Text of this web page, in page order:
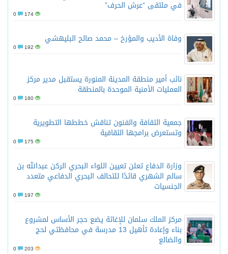
في ملتقى “عرش الحرف”
174
وفاة الأديب والمؤرخ – محمد صالح البليهشي
192
نائب أمير منطقة المدينة المنورة يستقبل مدير مركز
العمليات الأمنية الموحدة بالمنطقة
180
جمعية الثقافة والفنون تناقش خططها التطويرية
وتستعرض برامجها الثقافية
175
وزارة الدفاع تعلن تعيين اللواء البحري الركن عبدالله بن
سالم الشهري قائدًا للتحالف البحري الدفاعي متعدد
الجنسيات
197
مركز الملك سلمان للإغاثة يضع حجر الأساس لمشروع
بناء وإعادة تأهيل 13 مدرسة في محافظتي لحج
والضالع
203